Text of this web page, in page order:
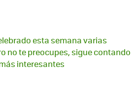
esta semana varias
no te preocupes, sigue contando
interesantes